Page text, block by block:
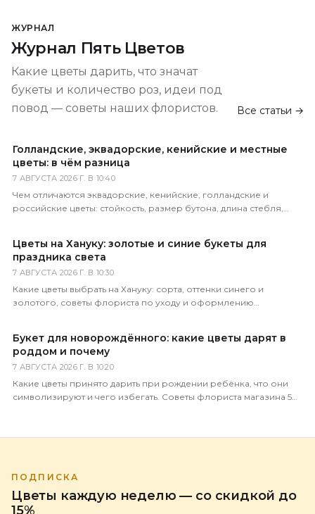
ЖУРНАЛ
Журнал Пять Цветов
Какие цветы дарить, что значат
букеты и количество роз, идеи под
повод — советы наших флористов.
Все статьи →
Голландские, эквадорские, кенийские и местные
цветы: в чём разница
7 АВГУСТА 2026 Г. В 10:40
Чем отличаются эквадорские, кенийские, голландские и
российские цветы: стойкость, размер бутона, длина стебля,
Цветы на Хануку: золотые и синие букеты для
праздника света
7 АВГУСТА 2026 Г. В 10:30
Какие цветы выбрать на Хануку: сорта, оттенки синего и
золотого, советы флориста по уходу и оформлению
Букет для новорождённого: какие цветы дарят в
роддом и почему
7 АВГУСТА 2026 Г. В 10:20
Какие цветы принято дарить при рождении ребёнка, что они
символизируют и чего избегать. Советы флориста магазина 5
ПОДПИСКА
Цветы каждую неделю — со скидкой до
15%